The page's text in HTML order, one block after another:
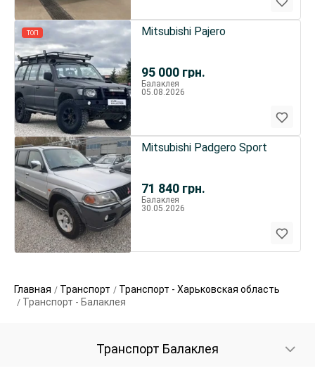
ТОП
95 000 грн.
Mitsubishi Pajero
Балаклея
05.08.2026
71 840 грн.
Mitsubishi Padgero Sport
Балаклея
30.05.2026
Главная Транспорт
Транспорт - Харьковская область
Транспорт - Балаклея
Транспорт Балаклея